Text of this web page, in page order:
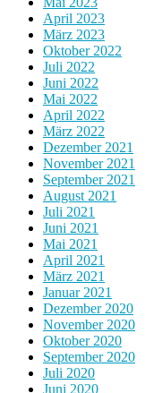
April 2023
März 2023
Oktober 2022
Juli 2022
Juni 2022
Mai 2022
April 2022
März 2022
Dezember 2021
November 2021
September 2021
August 2021
Juli 2021
Juni 2021
Mai 2021
April 2021
März 2021
Januar 2021
Dezember 2020
November 2020
Oktober 2020
September 2020
Juli 2020
Juni 2020